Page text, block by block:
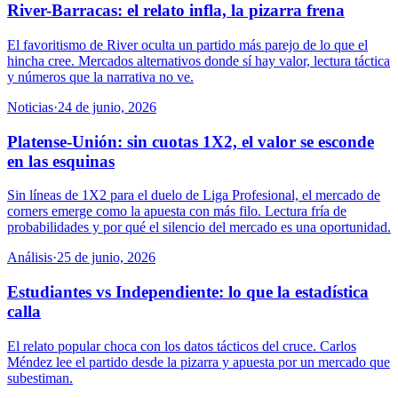
River-Barracas: el relato infla, la pizarra frena
El favoritismo de River oculta un partido más parejo de lo que el
hincha cree. Mercados alternativos donde sí hay valor, lectura táctica
y números que la narrativa no ve.
Noticias·24 de junio, 2026
Platense-Unión: sin cuotas 1X2, el valor se esconde
en las esquinas
Sin líneas de 1X2 para el duelo de Liga Profesional, el mercado de
corners emerge como la apuesta con más filo. Lectura fría de
probabilidades y por qué el silencio del mercado es una oportunidad.
Análisis·25 de junio, 2026
Estudiantes vs Independiente: lo que la estadística
calla
El relato popular choca con los datos tácticos del cruce. Carlos
Méndez lee el partido desde la pizarra y apuesta por un mercado que
subestiman.